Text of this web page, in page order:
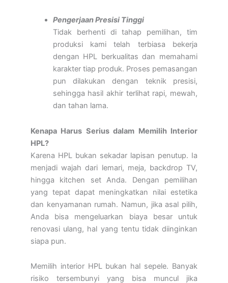
Pengerjaan Presisi Tinggi
Tidak berhenti di tahap pemilihan, tim
produksi kami telah terbiasa bekerja
dengan HPL berkualitas dan memahami
karakter tiap produk. Proses pemasangan
pun dilakukan dengan teknik presisi,
sehingga hasil akhir terlihat rapi, mewah,
dan tahan lama.
Kenapa Harus Serius dalam Memilih Interior
HPL?
Karena HPL bukan sekadar lapisan penutup. Ia
menjadi wajah dari lemari, meja, backdrop TV,
hingga kitchen set Anda. Dengan pemilihan
yang tepat dapat meningkatkan nilai estetika
dan kenyamanan rumah. Namun, jika asal pilih,
Anda bisa mengeluarkan biaya besar untuk
renovasi ulang, hal yang tentu tidak diinginkan
siapa pun.
Memilih interior HPL bukan hal sepele. Banyak
risiko tersembunyi yang bisa muncul jika